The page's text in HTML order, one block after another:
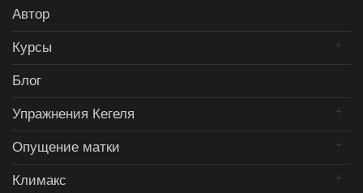
Автор
Курсы
Блог
Упражнения Кегеля
Опущение матки
Климакс